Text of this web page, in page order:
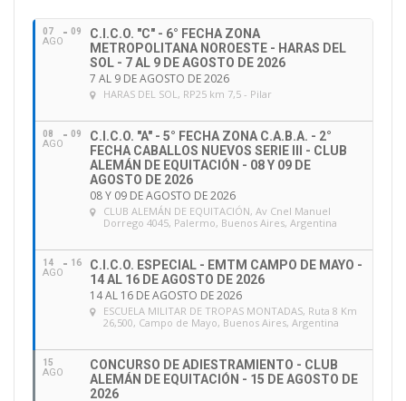
07
AGO
09
C.I.C.O. "C" - 6° FECHA ZONA
METROPOLITANA NOROESTE - HARAS DEL
SOL - 7 AL 9 DE AGOSTO DE 2026
7 AL 9 DE AGOSTO DE 2026
HARAS DEL SOL, RP25 km 7,5 - Pilar
08
AGO
09
C.I.C.O. "A" - 5° FECHA ZONA C.A.B.A. - 2°
FECHA CABALLOS NUEVOS SERIE III - CLUB
ALEMÁN DE EQUITACIÓN - 08 Y 09 DE
AGOSTO DE 2026
08 Y 09 DE AGOSTO DE 2026
CLUB ALEMÁN DE EQUITACIÓN, Av Cnel Manuel
Dorrego 4045, Palermo, Buenos Aires, Argentina
14
AGO
16
C.I.C.O. ESPECIAL - EMTM CAMPO DE MAYO -
14 AL 16 DE AGOSTO DE 2026
14 AL 16 DE AGOSTO DE 2026
ESCUELA MILITAR DE TROPAS MONTADAS, Ruta 8 Km
26,500, Campo de Mayo, Buenos Aires, Argentina
15
AGO
CONCURSO DE ADIESTRAMIENTO - CLUB
ALEMÁN DE EQUITACIÓN - 15 DE AGOSTO DE
2026